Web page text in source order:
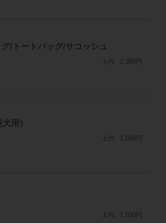
/トートバッグ/サコッシュ
上代 2,300円
用）
上代 1,500円
上代 1,500円